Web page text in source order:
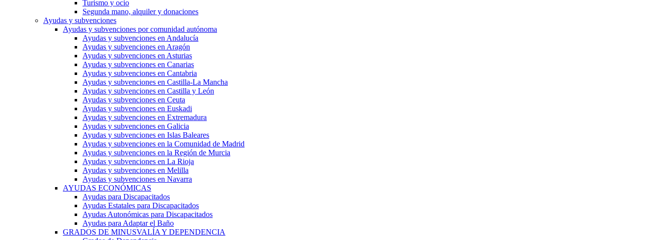
Turismo y ocio
Segunda mano, alquiler y donaciones
Ayudas y subvenciones
Ayudas y subvenciones por comunidad autónoma
Ayudas y subvenciones en Andalucía
Ayudas y subvenciones en Aragón
Ayudas y subvenciones en Asturias
Ayudas y subvenciones en Canarias
Ayudas y subvenciones en Cantabria
Ayudas y subvenciones en Castilla-La Mancha
Ayudas y subvenciones en Castilla y León
Ayudas y subvenciones en Ceuta
Ayudas y subvenciones en Euskadi
Ayudas y subvenciones en Extremadura
Ayudas y subvenciones en Galicia
Ayudas y subvenciones en Islas Baleares
Ayudas y subvenciones en la Comunidad de Madrid
Ayudas y subvenciones en la Región de Murcia
Ayudas y subvenciones en La Rioja
Ayudas y subvenciones en Melilla
Ayudas y subvenciones en Navarra
AYUDAS ECONÓMICAS
Ayudas para Discapacitados
Ayudas Estatales para Discapacitados
Ayudas Autonómicas para Discapacitados
Ayudas para Adaptar el Baño
GRADOS DE MINUSVALÍA Y DEPENDENCIA